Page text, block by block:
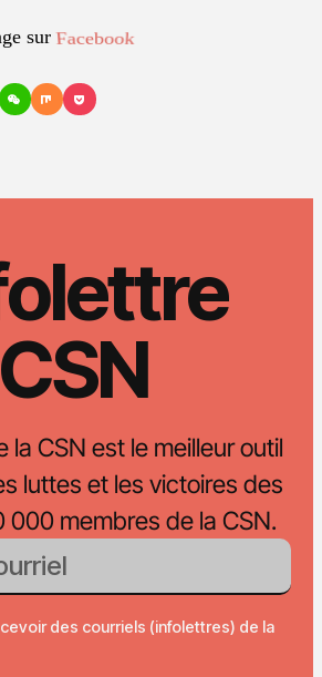
sur LinkedIn
CSN
la CSN est le meilleur outil
luttes et les victoires des
000 membres de la CSN.
des courriels (infolettres) de la